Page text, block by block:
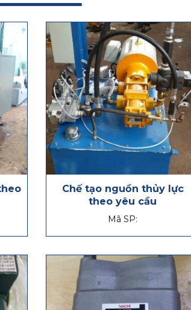
Chế tạo nguồn thủy lực
theo yêu cầu
Mã SP: